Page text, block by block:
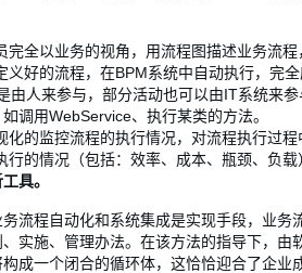
完全以业务的视角，用流程图描述业务流程
义好的流程，在BPM系统中自动执行，完
由人来参与，部分活动也可以由IT系统来
调用WebService、执行某类的方法。
化的监控流程的执行情况，对流程执行过
行的情况（包括：效率、成本、瓶颈、负
具。
流程自动化和系统集成是实现手段，业
实施、管理办法。在该方法的指导下，
成一个闭合的循环体，这恰恰迎合了企